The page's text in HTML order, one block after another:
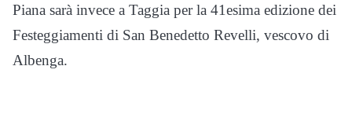
Piana sarà invece a Taggia per la 41esima edizione dei
Festeggiamenti di San Benedetto Revelli, vescovo di
Albenga.